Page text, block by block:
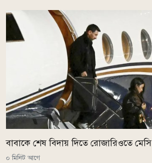
বাবাকে শেষ বিদায় দিতে রোজারিওতে মেসি
০ মিনিট আগে